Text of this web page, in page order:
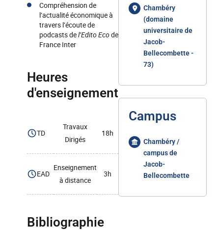
Compréhension de
l’actualité économique à
travers l’écoute de
podcasts del’Edito Ecode
France Inter
Heures
d'enseignement
TD
Travaux
Dirigés
18h
EAD
Enseignement
à distance
3h
Bibliographie
Chambéry
(domaine
universitaire de
Jacob-
Bellecombette -
73)
Campus
Chambéry /
campus de
Jacob-
Bellecombette